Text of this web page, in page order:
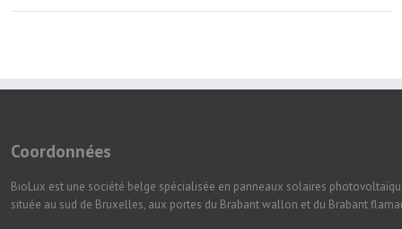
Coordonnées
BioLux est une société belge spécialisée en panneaux solaires
située au sud de Bruxelles, aux portes du Brabant wallon et du Brabant